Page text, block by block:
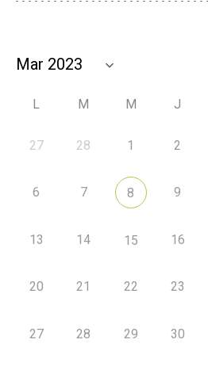
L M M J
27 28 1 2
6 7 8 9
13 14 15 16
20 21 22 23
27 28 29 30